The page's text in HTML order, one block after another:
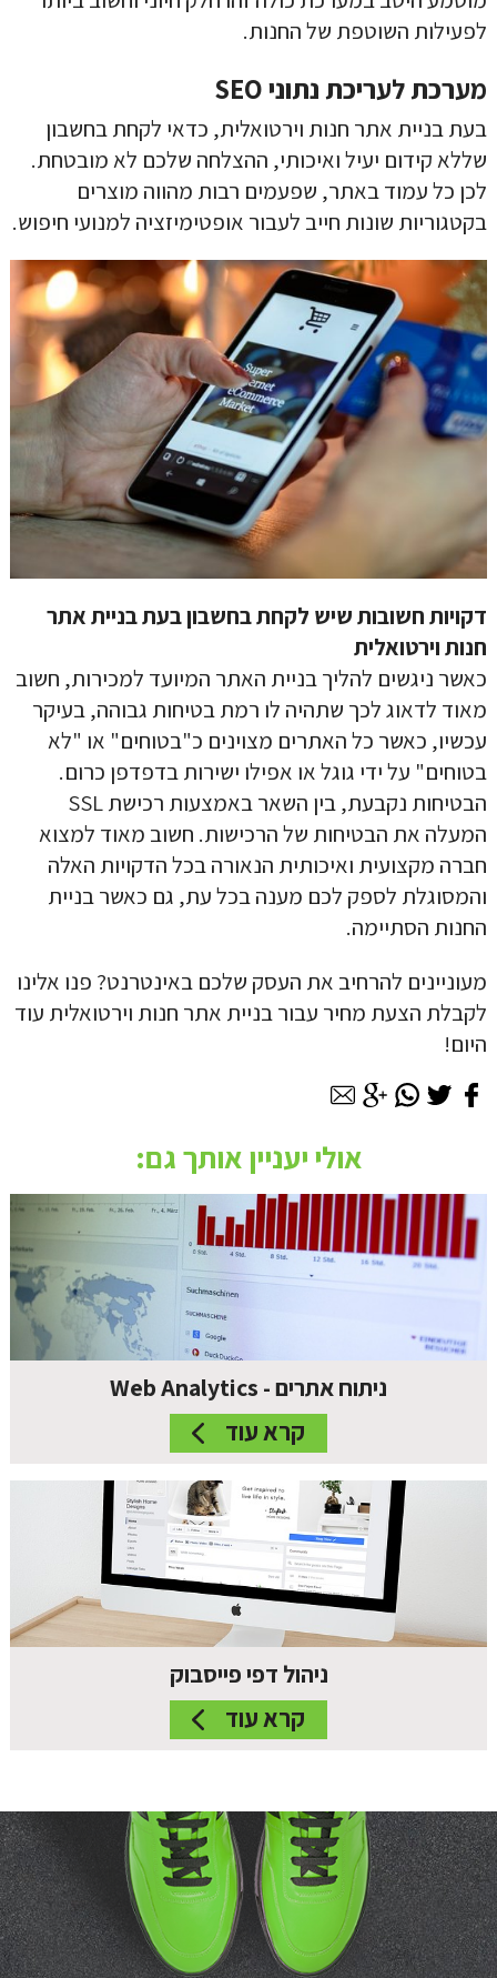
לפעילות השוטפת של החנות.
מערכת לעריכת נתוני SEO
בעת בניית אתר חנות וירטואלית, כדאי לקחת בחשבון
שללא קידום יעיל ואיכותי, ההצלחה שלכם לא מובטחת.
לכן כל עמוד באתר, שפעמים רבות מהווה מוצרים
בקטגוריות שונות חייב לעבור אופטימיזציה למנועי חיפוש.
דקויות חשובות שיש לקחת בחשבון בעת בניית אתר
חנות וירטואלית
כאשר ניגשים להליך בניית האתר המיועד למכירות, חשוב
מאוד לדאוג לכך שתהיה לו רמת בטיחות גבוהה, בעיקר
עכשיו, כאשר כל האתרים מצוינים כ"בטוחים" או "לא
בטוחים" על ידי גוגל או אפילו ישירות בדפדפן כרום.
הבטיחות נקבעת, בין השאר באמצעות רכישת SSL
המעלה את הבטיחות של הרכישות. חשוב מאוד למצוא
חברה מקצועית ואיכותית הנאורה בכל הדקויות האלה
והמסוגלת לספק לכם מענה בכל עת, גם כאשר בניית
החנות הסתיימה.
מעוניינים להרחיב את העסק שלכם באינטרנט? פנו אלינו
לקבלת הצעת מחיר עבור בניית אתר חנות וירטואלית עוד
היום!
אולי יעניין אותך גם:
ניתוח אתרים - Web Analytics
קרא עוד
ניהול דפי פייסבוק
קרא עוד